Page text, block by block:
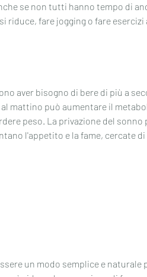
se non tutti hanno tempo di
riduce, fare jogging o fare esercizi
aver bisogno di bere di più a
mattino può aumentare il
peso. La privazione del sonno
l'appetito e la fame, cercate
un modo semplice e naturale